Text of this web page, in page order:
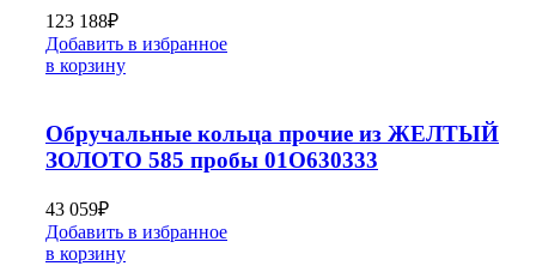
123 188₽
Добавить в избранное
в корзину
Обручальные кольца прочие из ЖЕЛТЫЙ
ЗОЛОТО 585 пробы 01О630333
43 059₽
Добавить в избранное
в корзину